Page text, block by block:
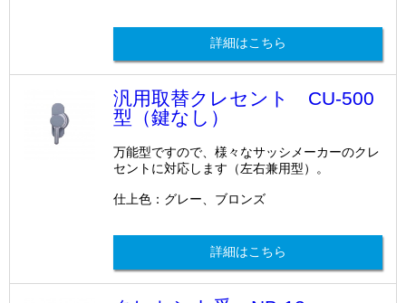
詳細はこちら
汎用取替クレセント CU-500
型（鍵なし）
万能型ですので、様々なサッシメーカーのクレ
セントに対応します（左右兼用型）。
仕上色：グレー、ブロンズ
詳細はこちら